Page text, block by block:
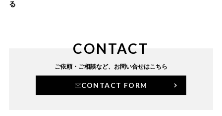
る
CONTACT
ご依頼・ご相談など、 お問い合せはこちら
CONTACT FORM